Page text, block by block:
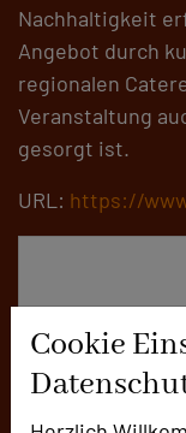
Cookie
Nachhaltigkeit
Angebot durch
regionalen
Veranstaltung
gesorgt ist.
URL: https://